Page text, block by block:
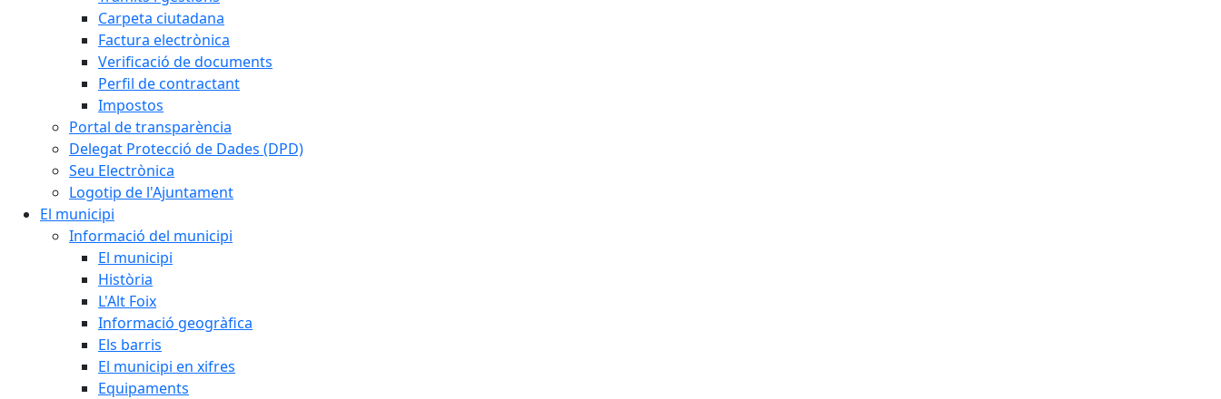
Carpeta ciutadana
Factura electrònica
Verificació de documents
Perfil de contractant
Impostos
Portal de transparència
Delegat Protecció de Dades (DPD)
Seu Electrònica
Logotip de l'Ajuntament
El municipi
Informació del municipi
El municipi
Història
L'Alt Foix
Informació geogràfica
Els barris
El municipi en xifres
Equipaments